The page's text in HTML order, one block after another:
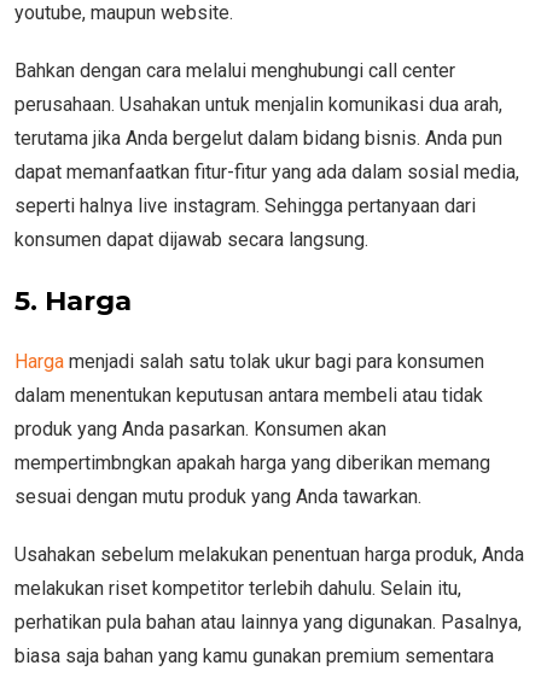
youtube, maupun website.
Bahkan dengan cara melalui menghubungi call center
perusahaan. Usahakan untuk menjalin komunikasi dua arah,
terutama jika Anda bergelut dalam bidang bisnis. Anda pun
dapat memanfaatkan fitur-fitur yang ada dalam sosial media,
seperti halnya live instagram. Sehingga pertanyaan dari
konsumen dapat dijawab secara langsung.
5. Harga
Harga menjadi salah satu tolak ukur bagi para konsumen
dalam menentukan keputusan antara membeli atau tidak
produk yang Anda pasarkan. Konsumen akan
mempertimbngkan apakah harga yang diberikan memang
sesuai dengan mutu produk yang Anda tawarkan.
Usahakan sebelum melakukan penentuan harga produk, Anda
melakukan riset kompetitor terlebih dahulu. Selain itu,
perhatikan pula bahan atau lainnya yang digunakan. Pasalnya,
biasa saja bahan yang kamu gunakan premium sementara